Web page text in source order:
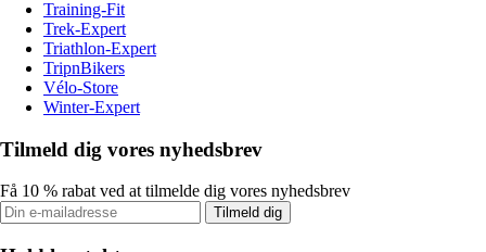
Training-Fit
Trek-Expert
Triathlon-Expert
TripnBikers
Vélo-Store
Winter-Expert
Tilmeld dig vores nyhedsbrev
Få 10 % rabat ved at tilmelde dig vores nyhedsbrev
Tilmeld dig